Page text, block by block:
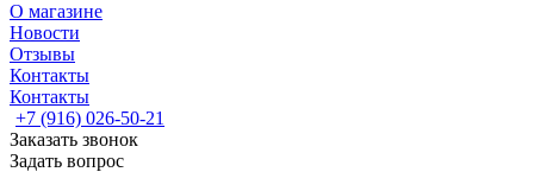
О магазине
Новости
Отзывы
Контакты
Контакты
+7 (916) 026-50-21
Заказать звонок
Задать вопрос